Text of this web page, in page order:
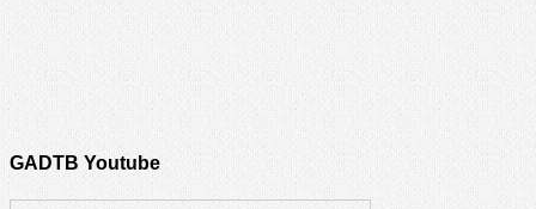
GADTB Youtube